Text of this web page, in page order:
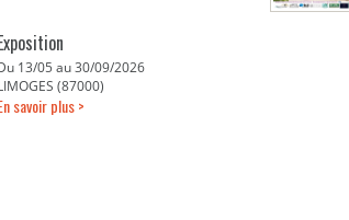
13/05 au 30/09/2026
(87000)
savoir plus >